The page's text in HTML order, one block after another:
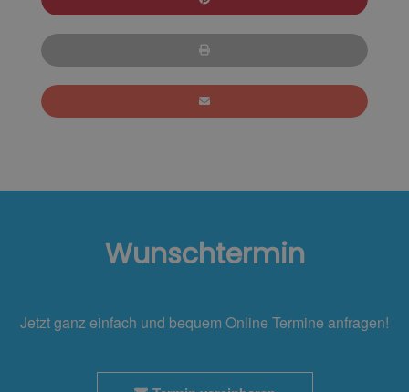
Wunschtermin
Jetzt ganz einfach und bequem Online Termine anfragen!